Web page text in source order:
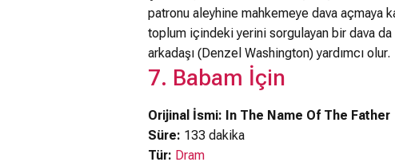
patronu aleyhine mahkemeye dava açmaya
toplum içindeki yerini sorgulayan bir dava
arkadaşı (Denzel Washington) yardımcı olur.
7. Babam İçin
Orijinal İsmi: In The Name Of The Father
Süre: 133 dakika
Tür: Dram